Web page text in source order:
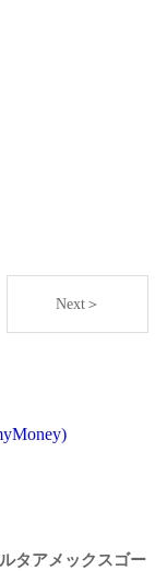
Next＞
タアメックスゴー